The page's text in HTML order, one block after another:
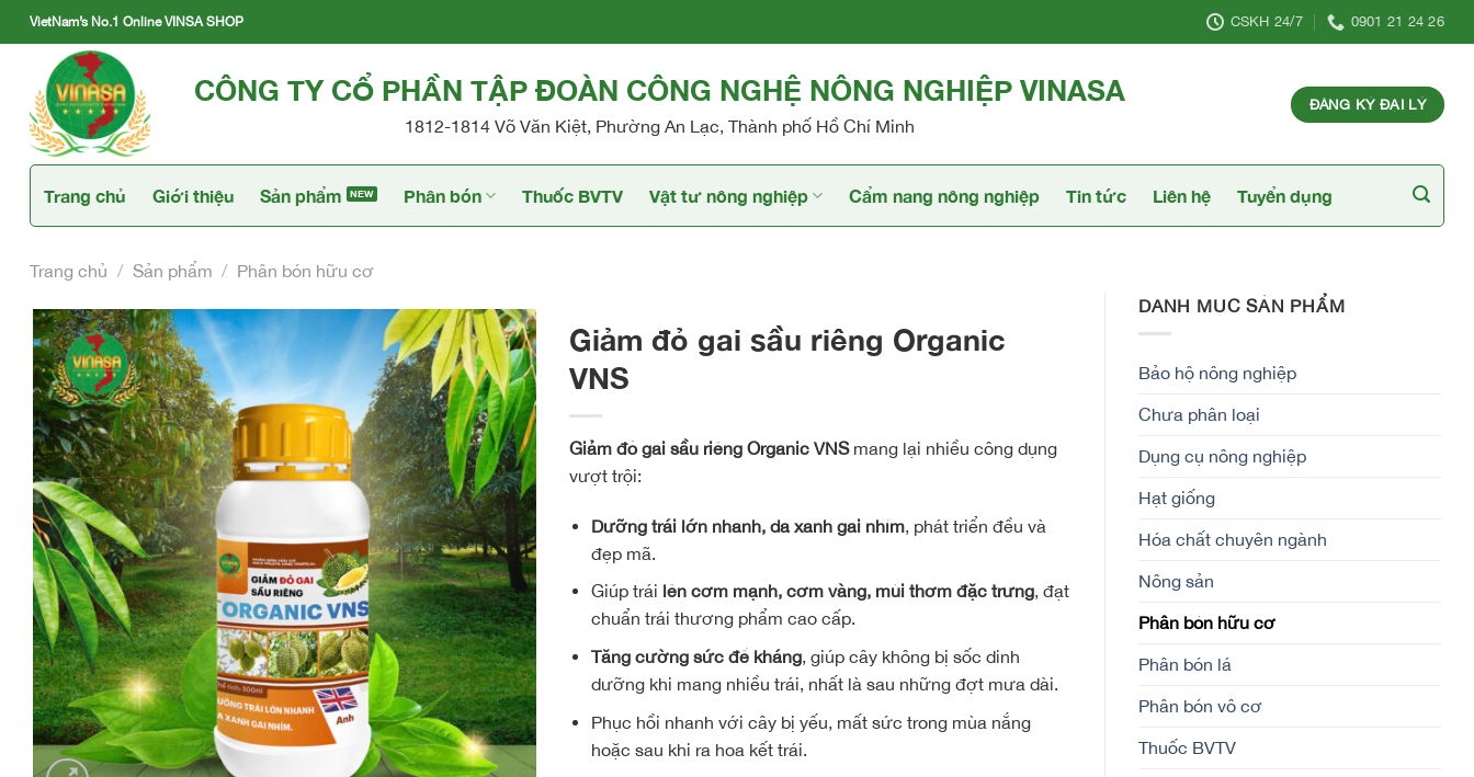
Skip
to
content
VietNam’s No.1 Online VINSA SHOP CSKH 24/7 0901 21 24 26
CÔNG TY CỔ PHẦN TẬP ĐOÀN CÔNG NGHỆ NÔNG NGHIỆP VINASA
1812-1814 Võ Văn Kiệt, Phường An Lạc, Thành phố Hồ Chí Minh
ĐĂNG KÝ ĐẠI LÝ
Trang chủ Giới thiệu Sản phẩm Phân bón Thuốc BVTV Vật tư nông nghiệp Cẩm nang nông nghiệp Tin tức Liên hệ Tuyển dụng
Trang chủ / Sản phẩm / Phân bón hữu cơ
DANH MỤC SẢN PHẨM
Bảo hộ nông nghiệp
Chưa phân loại
Dụng cụ nông nghiệp
Hạt giống
Hóa chất chuyên ngành
Nông sản
Phân bón hữu cơ
Phân bón lá
Phân bón vô cơ
Thuốc BVTV
Giảm đỏ gai sầu riêng Organic
VNS
Giảm đỏ gai sầu riêng Organic VNSmang lại nhiều công dụng
vượt trội:
Dưỡng trái lớn nhanh, da xanh gai nhím, phát triển đều và
đẹp mã.
Giúp trái lên cơm mạnh, cơm vàng, mùi thơm đặc trưng, đạt
chuẩn trái thương phẩm cao cấp.
Tăng cường sức đề kháng, giúp cây không bị sốc dinh
dưỡng khi mang nhiều trái, nhất là sau những đợt mưa dài.
Phục hồi nhanh với cây bị yếu, mất sức trong mùa nắng
hoặc sau khi ra hoa kết trái.